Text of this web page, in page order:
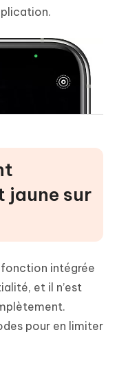
jaune sur
fonction intégrée
et il n’est
pour en limiter